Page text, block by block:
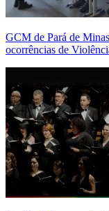
GCM de Pará de
ocorrências de